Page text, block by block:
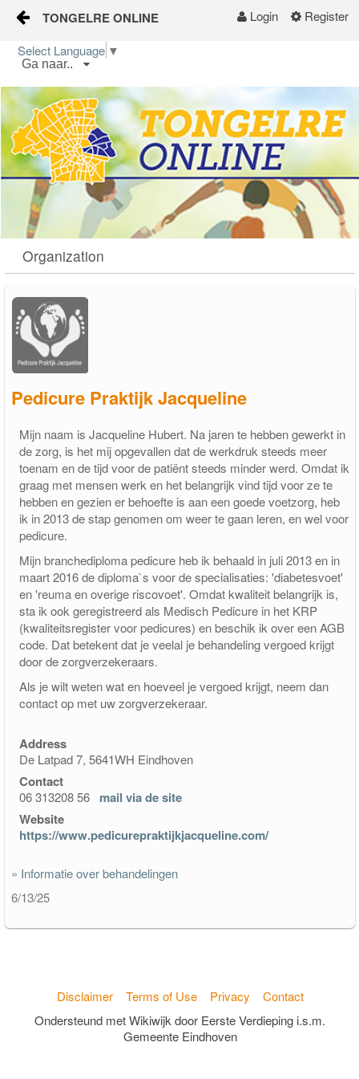
Skip to Content
Login Register
TONGELRE ONLINE
Start
Wijkgids
Kalender
Nieuws
Groepen
Ga naar..
Organization
Pedicure Praktijk Jacqueline
Mijn naam is Jacqueline Hubert. Na jaren te hebben gewerkt in
de zorg, is het mij opgevallen dat de werkdruk steeds meer
toenam en de tijd voor de patiënt steeds minder werd. Omdat ik
graag met mensen werk en het belangrijk vind tijd voor ze te
hebben en gezien er behoefte is aan een goede voetzorg, heb
ik in 2013 de stap genomen om weer te gaan leren, en wel voor
pedicure.
Mijn branchediploma pedicure heb ik behaald in juli 2013 en in
maart 2016 de diploma`s voor de specialisaties: 'diabetesvoet'
en 'reuma en overige riscovoet'. Omdat kwaliteit belangrijk is,
sta ik ook geregistreerd als Medisch Pedicure in het KRP
(kwaliteitsregister voor pedicures) en beschik ik over een AGB
code. Dat betekent dat je veelal je behandeling vergoed krijgt
door de zorgverzekeraars.
Als je wilt weten wat en hoeveel je vergoed krijgt, neem dan
contact op met uw zorgverzekeraar.
Address
De Latpad 7, 5641WH Eindhoven
Contact
06 313208 56 mail via de site
Website
https://www.pedicurepraktijkjacqueline.com/
» Informatie over behandelingen
6/13/25
Disclaimer Terms of Use Privacy
Contact
Ondersteund met Wikiwijk door Eerste Verdieping i.s.m.
Gemeente Eindhoven
Select Language ▼